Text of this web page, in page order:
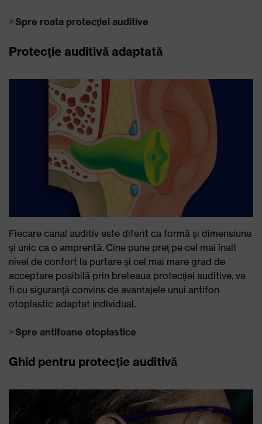
Spre roata protecţiei auditive
Protecţie auditivă adaptată
Fiecare canal auditiv este diferit ca formă şi dimensiune
şi unic ca o amprentă. Cine pune preţ pe cel mai înalt
nivel de confort la purtare şi cel mai mare grad de
acceptare posibilă prin breteaua protecţiei auditive, va
fi cu siguranţă convins de avantajele unui antifon
otoplastic adaptat individual.
Spre antifoane otoplastice
Ghid pentru protecţie auditivă